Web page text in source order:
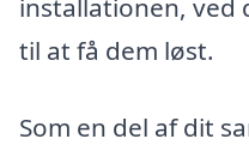
installationen, ved
til at få dem løst.
Som en del af dit